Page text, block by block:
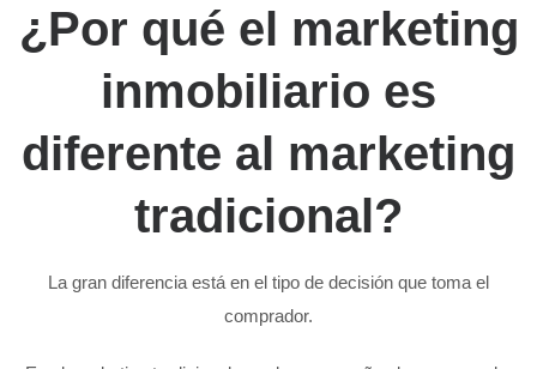
¿Por qué el marketing
inmobiliario es
diferente al marketing
tradicional?
La gran diferencia está en el tipo de decisión que toma el
comprador.